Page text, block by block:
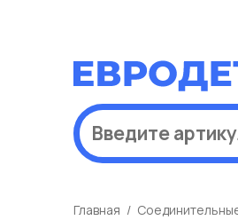
Главная